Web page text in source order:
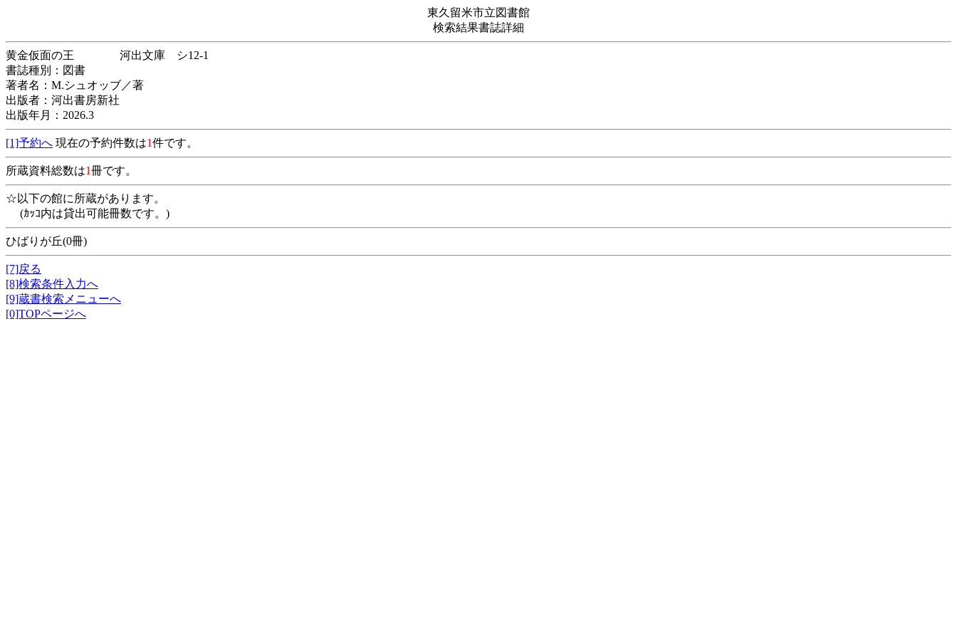
東久留米市立図書館
検索結果書誌詳細
黄金仮面の王 河出文庫 シ12-1
書誌種別：図書
著者名：M.シュオッブ／著
出版者：河出書房新社
出版年月：2026.3
[1]予約へ 現在の予約件数は1件です。
所蔵資料総数は1冊です。
☆以下の館に所蔵があります。
(ｶｯｺ内は貸出可能冊数です。)
ひばりが丘(0冊)
[7]戻る
[8]検索条件入力へ
[9]蔵書検索メニューへ
[0]TOPページへ